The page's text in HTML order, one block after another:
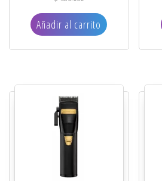
Añadir al carrito